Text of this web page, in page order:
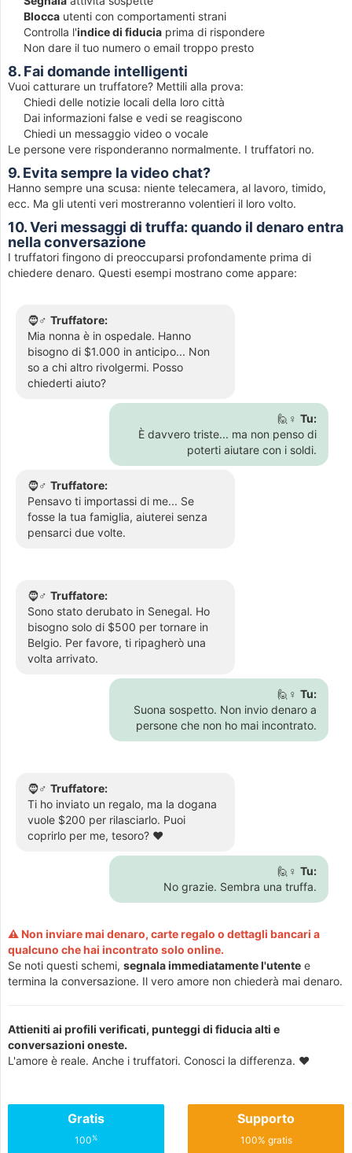
Blocca utenti con comportamenti strani
Controlla l'indice di fiducia prima di rispondere
Non dare il tuo numero o email troppo presto
8. Fai domande intelligenti
Vuoi catturare un truffatore? Mettili alla prova:
Chiedi delle notizie locali della loro città
Dai informazioni false e vedi se reagiscono
Chiedi un messaggio video o vocale
Le persone vere risponderanno normalmente. I truffatori no.
9. Evita sempre la video chat?
Hanno sempre una scusa: niente telecamera, al lavoro, timido,
ecc. Ma gli utenti veri mostreranno volentieri il loro volto.
10. Veri messaggi di truffa: quando il denaro entra
nella conversazione
I truffatori fingono di preoccuparsi profondamente prima di
chiedere denaro. Questi esempi mostrano come appare:
🧔♂️ Truffatore:
Mia nonna è in ospedale. Hanno
bisogno di $1.000 in anticipo... Non
so a chi altro rivolgermi. Posso
chiederti aiuto?
🙋♀️ Tu:
È davvero triste... ma non penso di
poterti aiutare con i soldi.
🧔♂️ Truffatore:
Pensavo ti importassi di me... Se
fosse la tua famiglia, aiuterei senza
pensarci due volte.
🧔♂️ Truffatore:
Sono stato derubato in Senegal. Ho
bisogno solo di $500 per tornare in
Belgio. Per favore, ti ripagherò una
volta arrivato.
🙋♀️ Tu:
Suona sospetto. Non invio denaro a
persone che non ho mai incontrato.
🧔♂️ Truffatore:
Ti ho inviato un regalo, ma la dogana
vuole $200 per rilasciarlo. Puoi
coprirlo per me, tesoro? ❤️
🙋♀️ Tu:
No grazie. Sembra una truffa.
⚠️ Non inviare mai denaro, carte regalo o dettagli bancari a
qualcuno che hai incontrato solo online.
Se noti questi schemi, segnala immediatamente l'utente e
termina la conversazione. Il vero amore non chiederà mai denaro.
Attieniti ai profili verificati, punteggi di fiducia alti e
conversazioni oneste.
L'amore è reale. Anche i truffatori. Conosci la differenza. ❤️
Gratis
100%
Supporto
100% gratis